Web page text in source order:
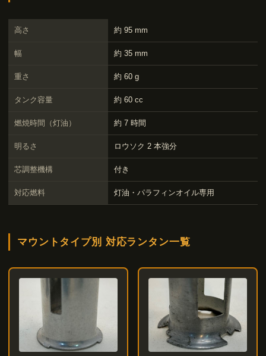
高さ 約 95 mm
幅 約 35 mm
重さ 約 60 g
タンク容量 約 60 cc
燃焼時間（灯油） 約 7 時間
明るさ ロウソク 2 本強分
芯調整機構 付き
対応燃料 灯油・パラフィンオイル専用
マウントタイプ別 対応ランタン一覧